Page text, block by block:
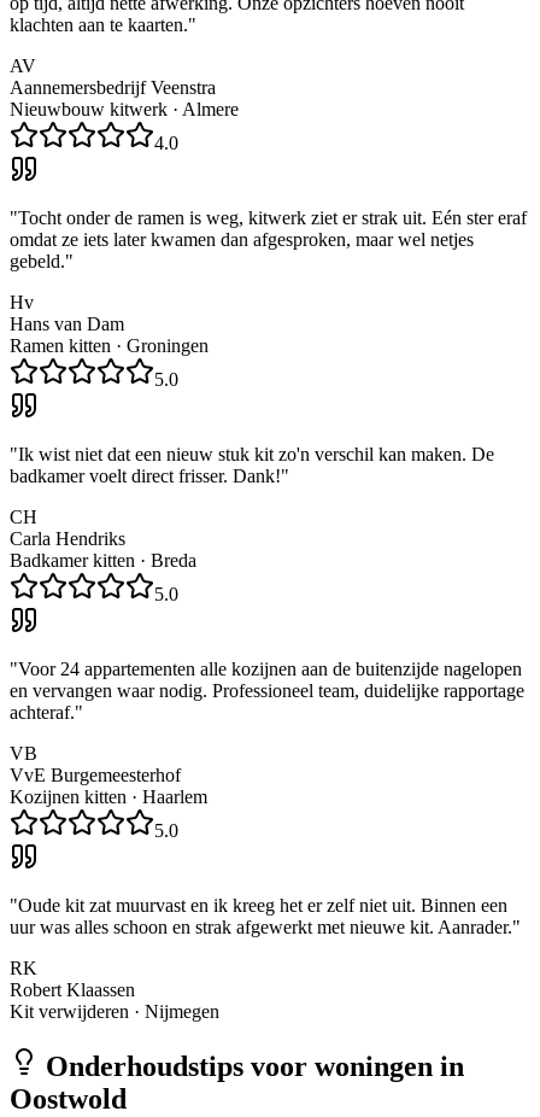
klachten aan te kaarten."
AV
Aannemersbedrijf Veenstra
Nieuwbouw kitwerk · Almere
4.0
"Tocht onder de ramen is weg, kitwerk ziet er strak uit. Eén ster eraf
omdat ze iets later kwamen dan afgesproken, maar wel netjes
gebeld."
Hv
Hans van Dam
Ramen kitten · Groningen
5.0
"Ik wist niet dat een nieuw stuk kit zo'n verschil kan maken. De
badkamer voelt direct frisser. Dank!"
CH
Carla Hendriks
Badkamer kitten · Breda
5.0
"Voor 24 appartementen alle kozijnen aan de buitenzijde nagelopen
en vervangen waar nodig. Professioneel team, duidelijke rapportage
achteraf."
VB
VvE Burgemeesterhof
Kozijnen kitten · Haarlem
5.0
"Oude kit zat muurvast en ik kreeg het er zelf niet uit. Binnen een
uur was alles schoon en strak afgewerkt met nieuwe kit. Aanrader."
RK
Robert Klaassen
Kit verwijderen · Nijmegen
Onderhoudstips voor woningen in
Oostwold